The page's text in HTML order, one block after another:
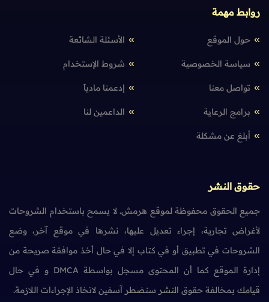
روابط مهمة
حول الموقع الأسئلة الشائعة
سياسة الخصوصية شروط الإستخدام
تواصل معنا إدعمنا مادياً
برامج الرعاية الداعمين لنا
أبلغ عن مشكلة
حقوق النشر
جميع الحقوق محفوظة لموقع هرمش. لا يسمح باستخدام الشروحات
لأغراض تجارية، إجراء تعديل عليها، نشرها في موقع آخر، وضع
الشروحات في تطبيق أو في كتاب إلا في حال أخذ موافقة صريحة من
إدارة الموقع كما أن المحتوى مسجل بواسطة DMCA و في حال
قيامك بمخالفة حقوق النشر سنضطر آسفين لاتخاذ الإجراءات اللازمة.